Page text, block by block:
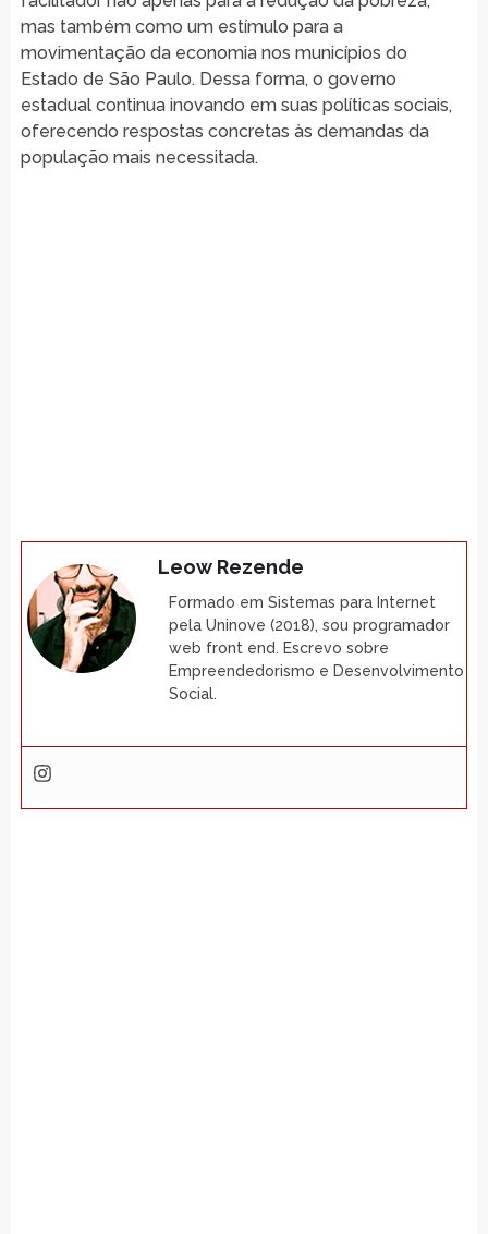
mas também como um estímulo para a
movimentação da economia nos municípios do
Estado de São Paulo. Dessa forma, o governo
estadual continua inovando em suas políticas sociais,
oferecendo respostas concretas às demandas da
população mais necessitada.
Leow Rezende
Formado em Sistemas para Internet
pela Uninove (2018), sou programador
web front end. Escrevo sobre
Empreendedorismo e Desenvolvimento
Social.